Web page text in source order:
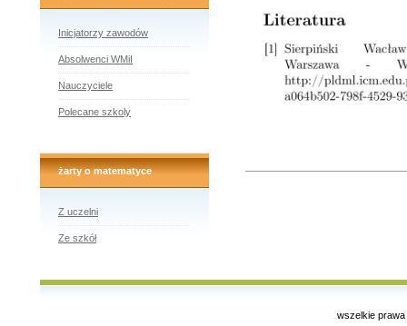
Inicjatorzy zawodów
Absolwenci WMiI
Nauczyciele
Polecane szkoly
żarty o matematyce
Z uczelni
Ze szkół
wszelkie